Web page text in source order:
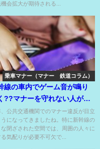
会拡大が期待される...
乗車マナー（マナー 鉄道コラム）
線の車内でゲーム音が鳴り
??マナーを守れない人が増
公共交通機関でのマナー違反が目立
うになってきましたね。特に新幹線の
な閉ざされた空間では、周囲の人々に
る気配りが必要不可欠で...